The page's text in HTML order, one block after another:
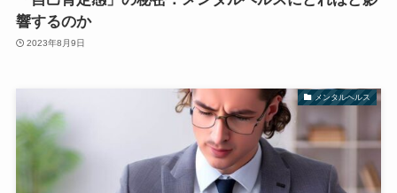
響するのか
2023年8月9日
メンタルヘルス